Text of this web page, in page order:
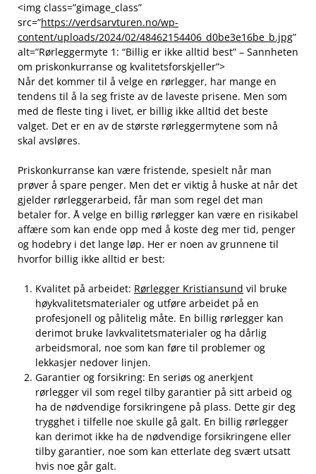
<img class=”gimage_class”
src=”https://verdsarvturen.no/wp-
content/uploads/2024/02/48462154406_d0be3e16be_b.jpg”
alt=”Rørleggermyte ‌1: “Billig er ikke alltid best”​ – Sannheten⁤
om priskonkurranse og kvalitetsforskjeller”>
Når​ det ⁣kommer til å velge en rørlegger,⁤ har mange‌ en
tendens til å la​ seg friste av de laveste prisene. Men som
med de fleste ting​ i livet, er billig ikke alltid det ⁢beste
valget. ​Det er ⁤en​ av ⁣de største rørleggermytene ‍som ‍nå
skal avsløres.
Priskonkurranse kan være⁤ fristende, spesielt⁣ når⁣ man
prøver å spare penger. Men det er ‍viktig⁢ å‍ huske⁣ at når det
gjelder rørleggerarbeid,​ får man som regel ⁢det man ​
betaler for.⁣ Å velge ⁢en billig rørlegger kan være‌ en risikabel
affære som kan ende opp med å koste​ deg mer tid, penger
og‌ hodebry i‍ det lange⁣ løp. Her er noen‌ av grunnene til⁣
hvorfor ⁤billig ikke alltid er⁣ best:
Kvalitet på‍ arbeidet: Rørlegger Kristiansund vil bruke
høykvalitetsmaterialer ⁢og utføre arbeidet på en
⁣profesjonell og pålitelig måte.‍ En billig rørlegger kan
derimot bruke lavkvalitetsmaterialer og​ ha dårlig
arbeidsmoral, noe ‌som​ kan⁤ føre til problemer⁣ og
lekkasjer nedover​ linjen.
Garantier og ⁢forsikring: En‍ seriøs og ​anerkjent
rørlegger vil som ‌regel tilby garantier på sitt⁤ arbeid ​og⁣
ha de‍ nødvendige forsikringene på ⁤plass. Dette gir deg
trygghet i tilfelle ​noe skulle ​gå galt. En billig‌ rørlegger⁢
kan ⁣derimot ikke⁣ ha de nødvendige⁤ forsikringene eller
tilby garantier, ‍noe‍ som kan etterlate deg ⁢svært utsatt
hvis noe går‍ galt.